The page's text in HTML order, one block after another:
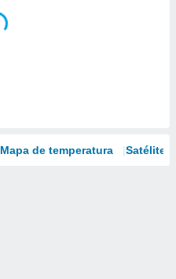
Mapa de temperatura Satélites